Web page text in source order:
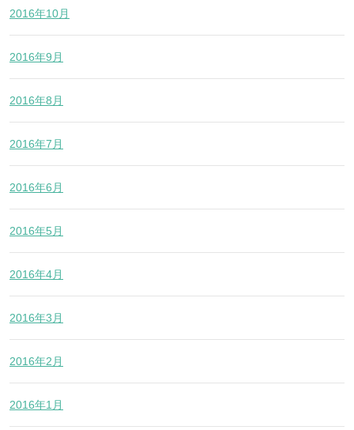
2016年10月
2016年9月
2016年8月
2016年7月
2016年6月
2016年5月
2016年4月
2016年3月
2016年2月
2016年1月